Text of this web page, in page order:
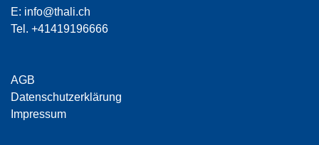
E: info@thali.ch
Tel. +41419196666
AGB
Datenschutzerklärung
Impressum